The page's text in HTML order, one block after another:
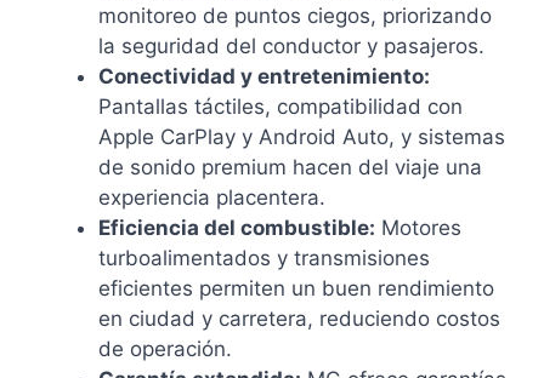
monitoreo de puntos ciegos, priorizando
la seguridad del conductor y pasajeros.
Conectividad y entretenimiento:
Pantallas táctiles, compatibilidad con
Apple CarPlay y Android Auto, y sistemas
de sonido premium hacen del viaje una
experiencia placentera.
Eficiencia del combustible: Motores
turboalimentados y transmisiones
eficientes permiten un buen rendimiento
en ciudad y carretera, reduciendo costos
de operación.